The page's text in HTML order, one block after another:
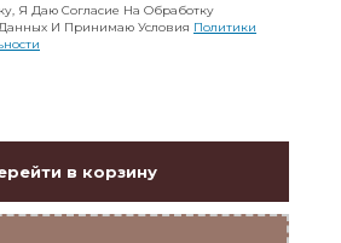
Я Даю Согласие На Обработку
И Принимаю Условия Политики
в корзину